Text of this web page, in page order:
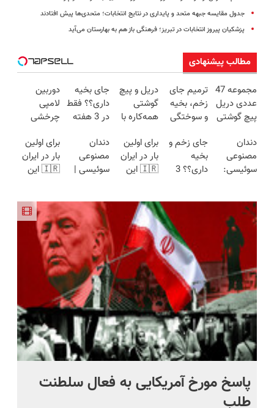
جدول مقایسه جبهه متحد و پایداری در نتایج انتخابات؛ متحدی‌ها پیش افتادند
پزشکیان پیروز انتخابات در تبریز؛ فرهنگی باز هم به بهارستان می‌آید
مطالب پیشنهادی
مجموعه 47
عددی دریل
پیچ گوشتی
(تخفیف به
مدت
محدود)
ترمیم جای
زخم، بخیه
و سوختگی
هفته!!😍
دریل و پیچ
گوشتی
همه‌کاره با
هوشمند ⚙️
(نصف
قیمت بازار
جای بخیه
داری؟؟ فقط
در 3 هفته
کن!😍
دوربین
لامپی
چرخشی
فقط امروز
حراج شد🔥
پرداخت
دندان
مصنوعی
سوئیسی:
اروپا، سبک
و مقاوم |
پرداخت
قسطی
جای زخم و
بخیه
داری؟؟ 3
برای اولین
بار در ایران
🇮🇷 این
23 روزه
ساخت!
دندان
مصنوعی
سوئیسی |
طبیعی!
ویزیت
رایگان+پرداخت
اقساطی😍
برای اولین
بار در ایران
🇮🇷 این
23 روزه
ساخت!
پاسخ مورخ آمریکایی به فعال سلطنت
طلب